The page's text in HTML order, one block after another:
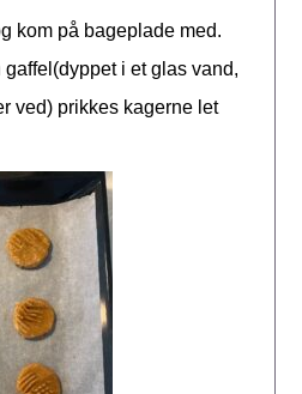
kom på bageplade med.
gaffel(dyppet i et glas vand,
ved) prikkes kagerne let